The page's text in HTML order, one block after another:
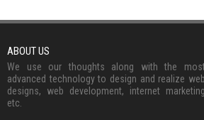
ABOUT US
We use our thoughts along with the
advanced technology to design and realize web
designs, web development, internet marketing
etc.